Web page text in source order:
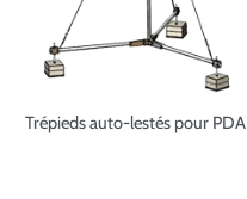
Trépieds auto-lestés pour PDA